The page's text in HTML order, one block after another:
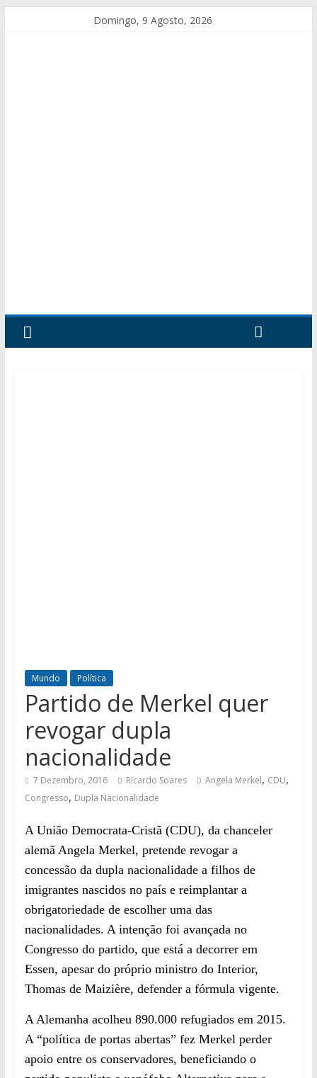
Domingo, 9 Agosto, 2026
Mundo Política
Partido de Merkel quer
revogar dupla
nacionalidade
7 Dezembro, 2016 Ricardo Soares Angela Merkel, CDU,
Congresso, Dupla Nacionalidade
A União Democrata-Cristã (CDU), da chanceler
alemã Angela Merkel, pretende revogar a
concessão da dupla nacionalidade a filhos de
imigrantes nascidos no país e reimplantar a
obrigatoriedade de escolher uma das
nacionalidades. A intenção foi avançada no
Congresso do partido, que está a decorrer em
Essen, apesar do próprio ministro do Interior,
Thomas de Maizière, defender a fórmula vigente.
A Alemanha acolheu 890.000 refugiados em 2015.
A “política de portas abertas” fez Merkel perder
apoio entre os conservadores, beneficiando o